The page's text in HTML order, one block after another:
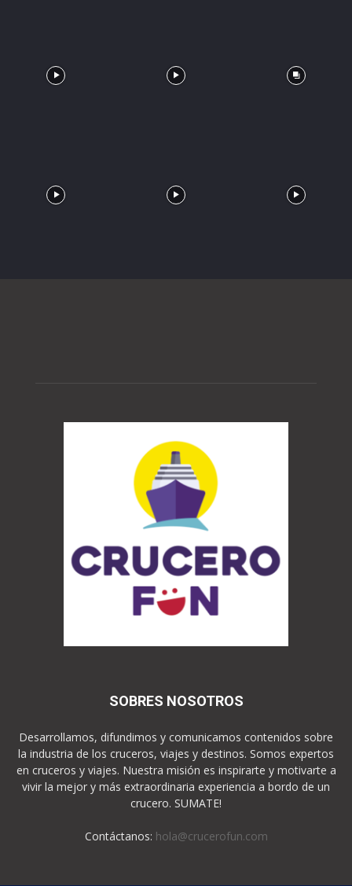
SOBRES NOSOTROS
Desarrollamos, difundimos y comunicamos contenidos sobre
la industria de los cruceros, viajes y destinos. Somos expertos
en cruceros y viajes. Nuestra misión es inspirarte y motivarte a
vivir la mejor y más extraordinaria experiencia a bordo de un
crucero. SUMATE!
Contáctanos: hola@crucerofun.com